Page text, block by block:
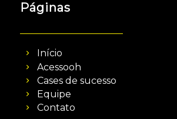
Páginas
Início
Acessooh
Cases de sucesso
Equipe
Contato